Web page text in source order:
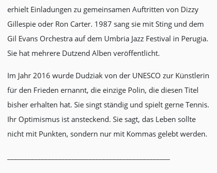
erhielt Einladungen zu gemeinsamen Auftritten von Dizzy
Gillespie oder Ron Carter. 1987 sang sie mit Sting und dem
Gil Evans Orchestra auf dem Umbria Jazz Festival in Perugia.
Sie hat mehrere Dutzend Alben veröffentlicht.
Im Jahr 2016 wurde Dudziak von der UNESCO zur Künstlerin
für den Frieden ernannt, die einzige Polin, die diesen Titel
bisher erhalten hat. Sie singt ständig und spielt gerne Tennis.
Ihr Optimismus ist ansteckend. Sie sagt, das Leben sollte
nicht mit Punkten, sondern nur mit Kommas gelebt werden.